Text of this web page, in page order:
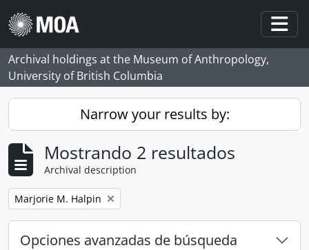
Skip to main content
Archival holdings at the Museum of Anthropology,
University of British Columbia
Narrow your results by:
Mostrando 2 resultados
Archival description
Remove filter:
Marjorie M. Halpin
Opciones avanzadas de búsqueda